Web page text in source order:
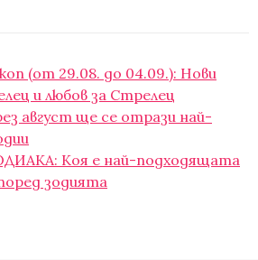
(от 29.08. до 04.09.): Нови
и любов за Стрелец
август ще се отрази най-
Коя е най-подходящата
зодията